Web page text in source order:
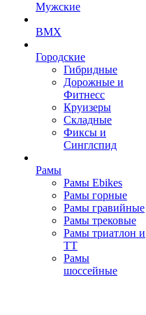
Мужские
BMX
Городские
Гибридные
Дорожные и
Фитнесс
Круизеры
Складные
Фиксы и
Синглспид
Рамы
Рамы Ebikes
Рамы горные
Рамы гравийные
Рамы трековые
Рамы триатлон и
ТТ
Рамы
шоссейные